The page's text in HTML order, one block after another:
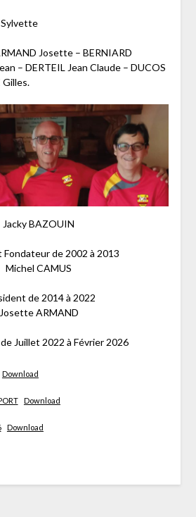
Josette – BERNIARD
– DERTEIL Jean Claude – DUCOS
Gilles.
Jacky BAZOUIN
Fondateur de 2002 à 2013
Michel CAMUS
de 2014 à 2022
Josette ARMAND
Juillet 2022 à Février 2026
Download
Download
Download